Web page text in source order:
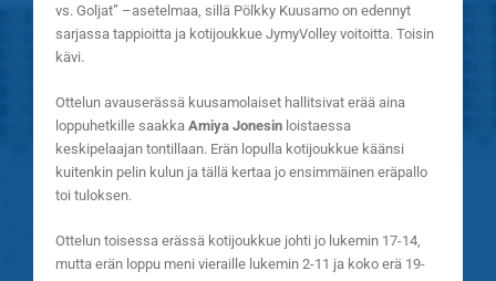
vs. Goljat” –asetelmaa, sillä Pölkky Kuusamo on edennyt
sarjassa tappioitta ja kotijoukkue JymyVolley voitoitta. Toisin
kävi.
Ottelun avauserässä kuusamolaiset hallitsivat erää aina
loppuhetkille saakka Amiya Jonesin loistaessa
keskipelaajan tontillaan. Erän lopulla kotijoukkue käänsi
kuitenkin pelin kulun ja tällä kertaa jo ensimmäinen eräpallo
toi tuloksen.
Ottelun toisessa erässä kotijoukkue johti jo lukemin 17-14,
mutta erän loppu meni vieraille lukemin 2-11 ja koko erä 19-